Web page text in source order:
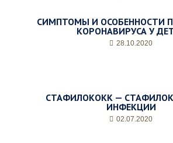
СИМПТОМЫ И ОСОБЕННОСТИ
КОРОНАВИРУСА У
28.10.2020
СТАФИЛОКОКК —
ИНФЕКЦИИ
02.07.2020